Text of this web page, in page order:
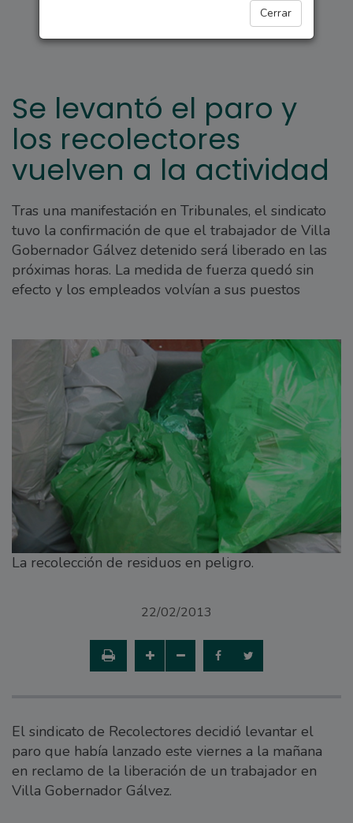
Cerrar
Se levantó el paro y
los recolectores
vuelven a la actividad
Tras una manifestación en Tribunales, el sindicato
tuvo la confirmación de que el trabajador de Villa
Gobernador Gálvez detenido será liberado en las
próximas horas. La medida de fuerza quedó sin
efecto y los empleados volvían a sus puestos
La recolección de residuos en peligro.
22/02/2013
El sindicato de Recolectores decidió levantar el
paro que había lanzado este viernes a la mañana
en reclamo de la liberación de un trabajador en
Villa Gobernador Gálvez.